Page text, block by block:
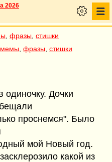
2026
фразы стишки
мемы фразы стишки
одиночку. Дочки
проснемся". Было
мой Новый год.
какой из